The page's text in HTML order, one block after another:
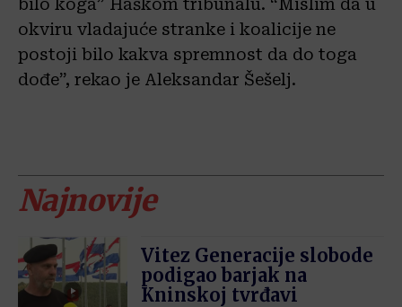
bilo koga” Haškom tribunalu. “Mislim da u
okviru vladajuće stranke i koalicije ne
postoji bilo kakva spremnost da do toga
dođe”, rekao je Aleksandar Šešelj.
Najnovije
Vitez Generacije slobode
podigao barjak na
Kninskoj tvrđavi